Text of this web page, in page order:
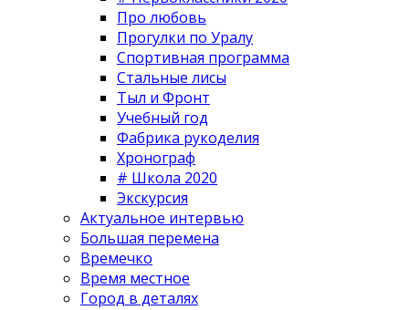
Про любовь
Прогулки по Уралу
Спортивная программа
Стальные лисы
Тыл и Фронт
Учебный год
Фабрика рукоделия
Хронограф
# Школа 2020
Экскурсия
Актуальное интервью
Большая перемена
Времечко
Время местное
Город в деталях